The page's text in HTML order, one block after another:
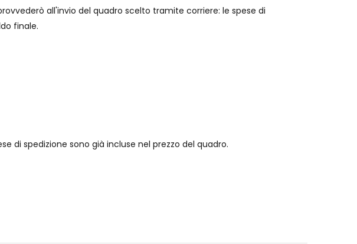
all'invio del quadro scelto tramite corriere: le spese di
finale.
di spedizione sono già incluse nel prezzo del quadro.